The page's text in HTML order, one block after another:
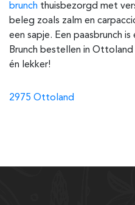
brunch thuisbezorgd met
beleg zoals zalm en
een sapje. Een paasbrunch
Brunch bestellen in
én lekker!
2975 Ottoland